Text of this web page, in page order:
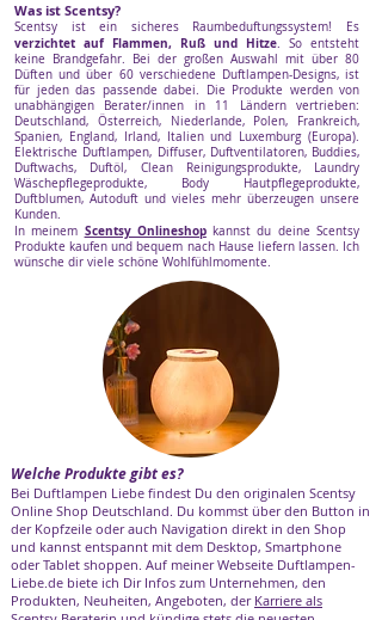
Was ist Scentsy?
Scentsy ist ein sicheres Raumbeduftungssystem! Es
verzichtet auf Flammen, Ruß und Hitze. So entsteht
keine Brandgefahr. Bei der großen Auswahl mit über 80
Düften und über 60 verschiedene Duftlampen-Designs, ist
für jeden das passende dabei. Die Produkte werden von
unabhängigen Berater/innen in 11 Ländern vertrieben:
Deutschland, Österreich, Niederlande, Polen, Frankreich,
Spanien, England, Irland, Italien und Luxemburg (Europa).
Elektrische Duftlampen, Diffuser, Duftventilatoren, Buddies,
Duftwachs, Duftöl, Clean Reinigungsprodukte, Laundry
Wäschepflegeprodukte, Body Hautpflegeprodukte,
Duftblumen, Autoduft und vieles mehr überzeugen unsere
Kunden.
In meinem Scentsy Onlineshopkannst du deine Scentsy
Produkte kaufen und bequem nach Hause liefern lassen. Ich
wünsche dir viele schöne Wohlfühlmomente.
Welche Produkte gibt es?
Bei Duftlampen Liebe findest Du den originalen Scentsy
Online Shop Deutschland. Du kommst über den Button in
der Kopfzeile oder auch Navigation direkt in den Shop
und kannst entspannt mit dem Desktop, Smartphone
oder Tablet shoppen. Auf meiner Webseite Duftlampen-
Liebe.de biete ich Dir Infos zum Unternehmen, den
Produkten, Neuheiten, Angeboten, der Karriere als